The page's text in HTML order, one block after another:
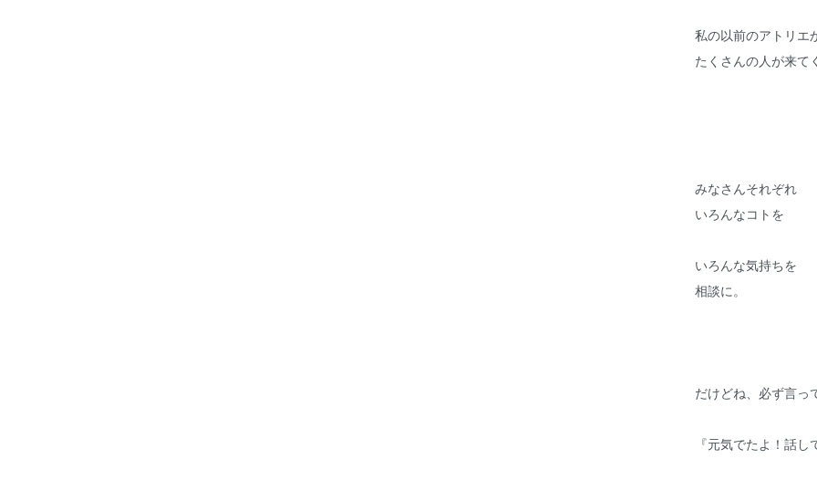
私の以前のアトリエ
たくさんの人が来て
みなさんそれぞれ
いろんなコトを
いろんな気持ちを
相談に。
だけどね、必ず言っ
『元気でたよ！話